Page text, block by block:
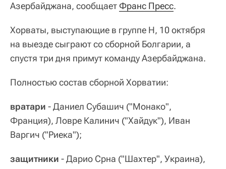
Азербайджана, сообщает Франс Пресс.
Хорваты, выступающие в группе Н, 10 октября
на выезде сыграют со сборной Болгарии, а
спустя три дня примут команду Азербайджана.
Полностью состав сборной Хорватии:
вратари - Даниел Субашич ("Монако",
Франция), Ловре Калинич ("Хайдук"), Иван
Варгич ("Риека");
защитники - Дарио Срна ("Шахтер", Украина),